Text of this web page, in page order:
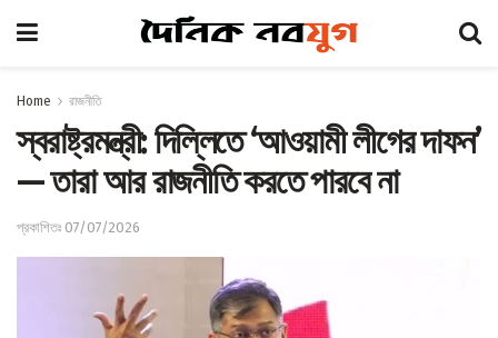
Home রাজনীতি
স্বরাষ্ট্রমন্ত্রী: দিল্লিতে ‘আওয়ামী লীগের দাফন’
— তারা আর রাজনীতি করতে পারবে না
প্রকাশিতঃ 07/07/2026